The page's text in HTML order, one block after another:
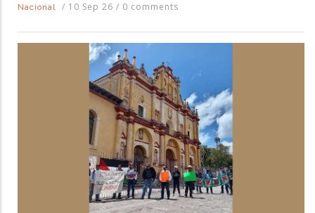
Nacional / 10 Sep 26 / 0 comments